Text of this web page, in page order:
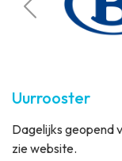
Uurrooster
Dagelijks geopend
zie website.